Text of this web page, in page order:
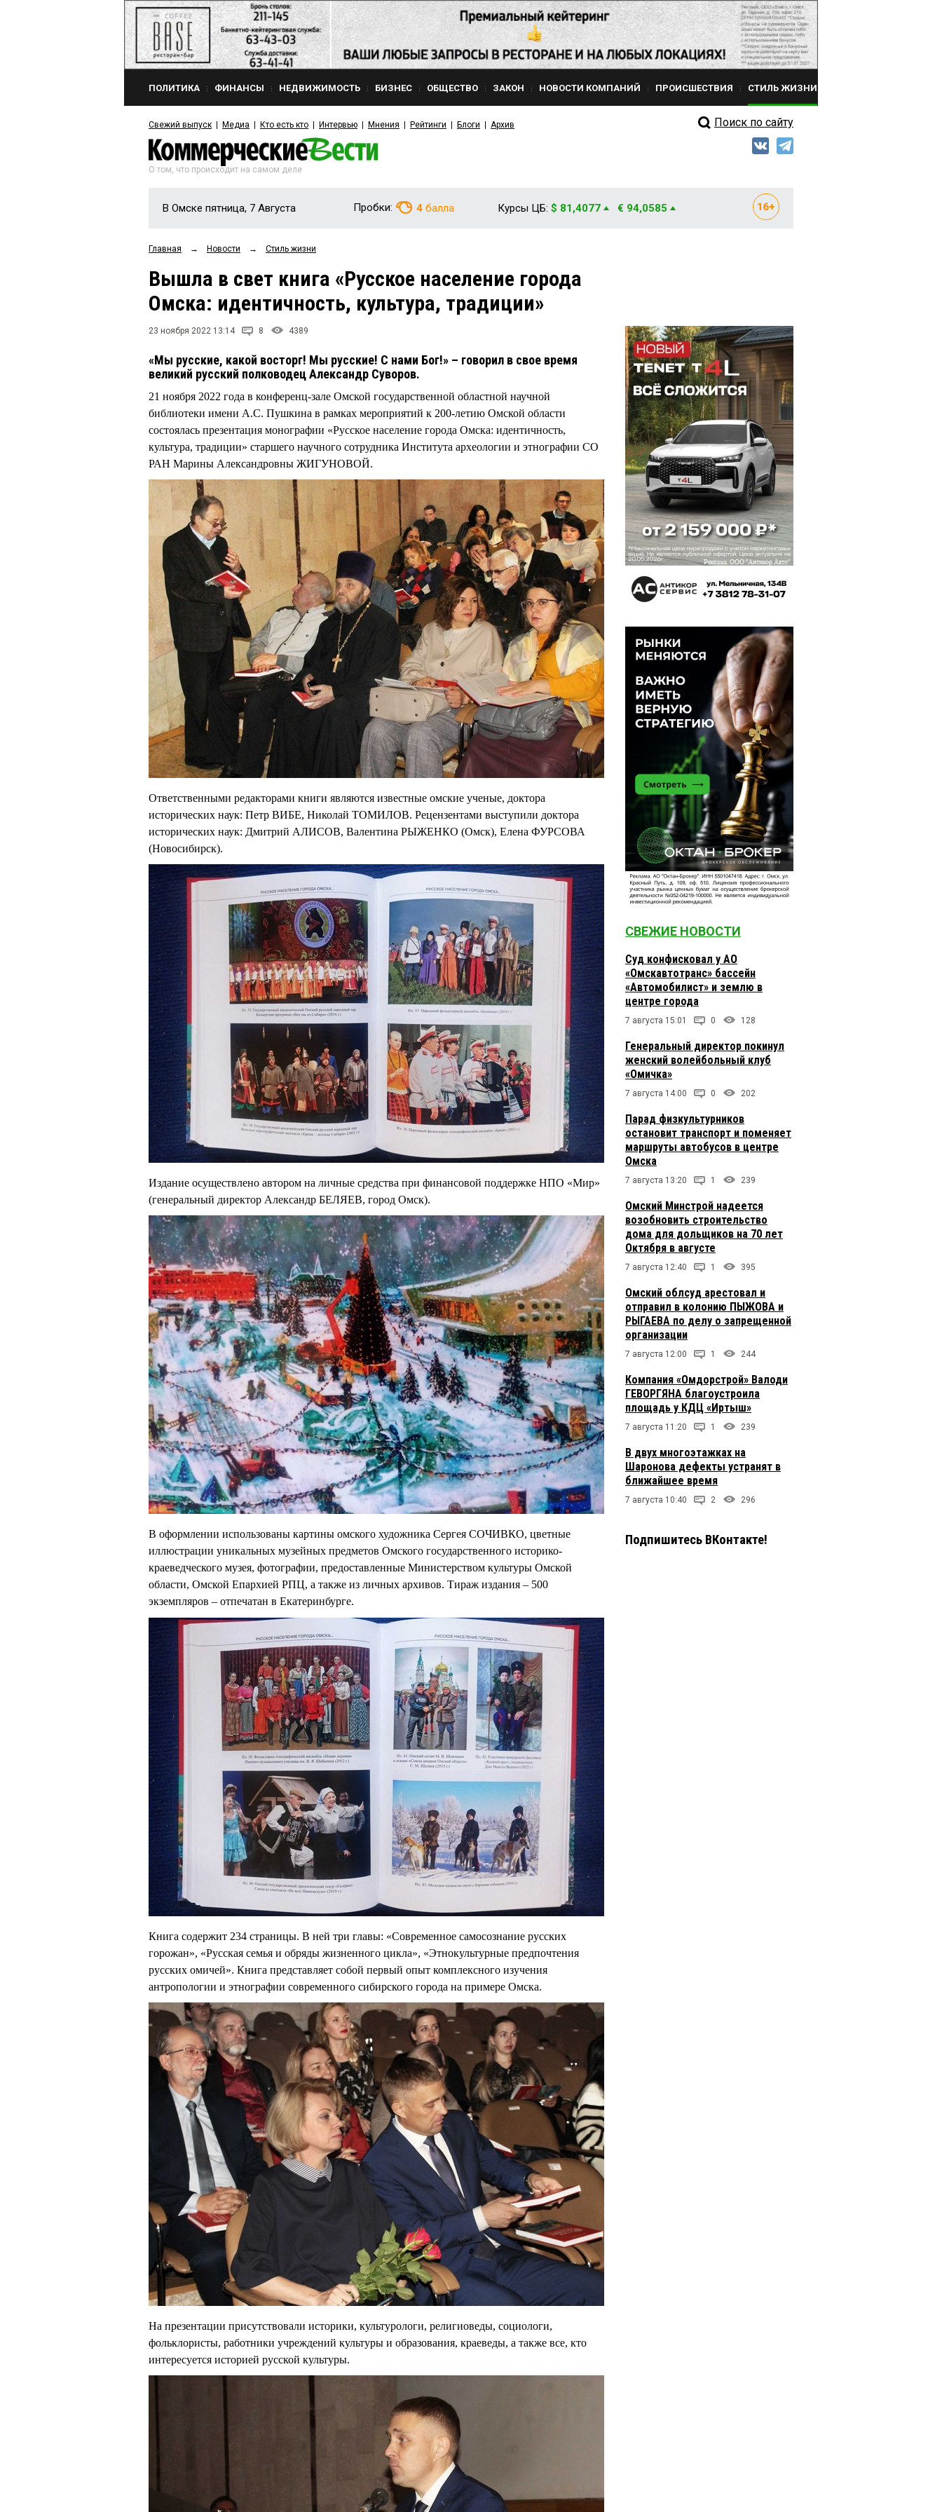
ПОЛИТИКА ФИНАНСЫ НЕДВИЖИМОСТЬ БИЗНЕС ОБЩЕСТВО ЗАКОН НОВОСТИ КОМПАНИЙ ПРОИСШЕСТВИЯ СТИЛЬ ЖИЗНИ
Свежий выпуск Медиа Кто есть кто Интервью Мнения Рейтинги Блоги Архив Поиск по сайту
О том, что происходит на самом деле
В Омске пятница, 7 Августа Пробки: 4 балла Курсы ЦБ: $ 81,4077 € 94,0585
Главная → Новости → Стиль жизни
Вышла в свет книга «Русское население города
Омска: идентичность, культура, традиции»
23 ноября 2022 13:14 8 4389
«Мы русские, какой восторг! Мы русские! С нами Бог!» – говорил в свое время
великий русский полководец Александр Суворов.
21 ноября 2022 года в конференц-зале Омской государственной областной научной
библиотеки имени А.С. Пушкина в рамках мероприятий к 200-летию Омской области
состоялась презентация монографии «Русское население города Омска: идентичность,
культура, традиции» старшего научного сотрудника Института археологии и этнографии СО
РАН Марины Александровны ЖИГУНОВОЙ.
Ответственными редакторами книги являются известные омские ученые, доктора
исторических наук: Петр ВИБЕ, Николай ТОМИЛОВ. Рецензентами выступили доктора
исторических наук: Дмитрий АЛИСОВ, Валентина РЫЖЕНКО (Омск), Елена ФУРСОВА
(Новосибирск).
Издание осуществлено автором на личные средства при финансовой поддержке НПО «Мир»
(генеральный директор Александр БЕЛЯЕВ, город Омск).
В оформлении использованы картины омского художника Сергея СОЧИВКО, цветные
иллюстрации уникальных музейных предметов Омского государственного историко-
краеведческого музея, фотографии, предоставленные Министерством культуры Омской
области, Омской Епархией РПЦ, а также из личных архивов. Тираж издания – 500
экземпляров – отпечатан в Екатеринбурге.
Книга содержит 234 страницы. В ней три главы: «Современное самосознание русских
горожан», «Русская семья и обряды жизненного цикла», «Этнокультурные предпочтения
русских омичей». Книга представляет собой первый опыт комплексного изучения
антропологии и этнографии современного сибирского города на примере Омска.
На презентации присутствовали историки, культурологи, религиоведы, социологи,
фольклористы, работники учреждений культуры и образования, краеведы, а также все, кто
интересуется историей русской культуры.
СВЕЖИЕ НОВОСТИ
Суд конфисковал у АО
«Омскавтотранс» бассейн
«Автомобилист» и землю в
центре города
7 августа 15:01 0 128
Генеральный директор покинул
женский волейбольный клуб
«Омичка»
7 августа 14:00 0 202
Парад физкультурников
остановит транспорт и поменяет
маршруты автобусов в центре
Омска
7 августа 13:20 1 239
Омский Минстрой надеется
возобновить строительство
дома для дольщиков на 70 лет
Октября в августе
7 августа 12:40 1 395
Омский облсуд арестовал и
отправил в колонию ПЫЖОВА и
РЫГАЕВА по делу о запрещенной
организации
7 августа 12:00 1 244
Компания «Омдорстрой» Валоди
ГЕВОРГЯНА благоустроила
площадь у КДЦ «Иртыш»
7 августа 11:20 1 239
В двух многоэтажках на
Шаронова дефекты устранят в
ближайшее время
7 августа 10:40 2 296
Подпишитесь ВКонтакте!